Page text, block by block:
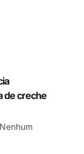
de creche